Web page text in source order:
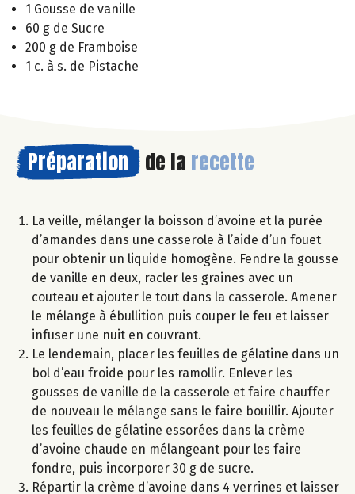
1 Gousse de vanille
60 g de Sucre
200 g de Framboise
1 c. à s. de Pistache
Préparation de la recette
La veille, mélanger la boisson d’avoine et la purée
d’amandes dans une casserole à l’aide d’un fouet
pour obtenir un liquide homogène. Fendre la gousse
de vanille en deux, racler les graines avec un
couteau et ajouter le tout dans la casserole. Amener
le mélange à ébullition puis couper le feu et laisser
infuser une nuit en couvrant.
Le lendemain, placer les feuilles de gélatine dans un
bol d’eau froide pour les ramollir. Enlever les
gousses de vanille de la casserole et faire chauffer
de nouveau le mélange sans le faire bouillir. Ajouter
les feuilles de gélatine essorées dans la crème
d’avoine chaude en mélangeant pour les faire
fondre, puis incorporer 30 g de sucre.
Répartir la crème d’avoine dans 4 verrines et laisser